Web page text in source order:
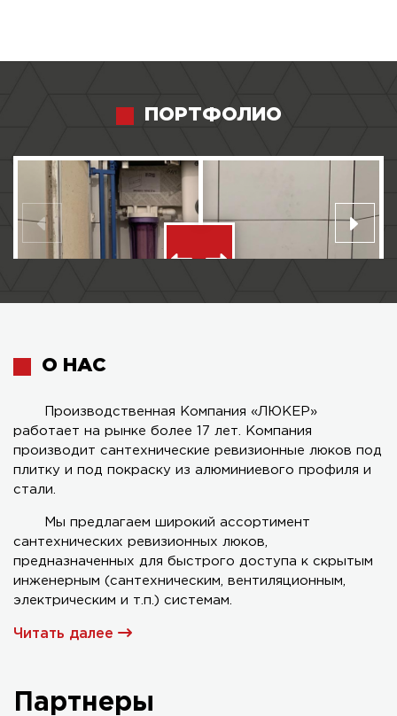
ПОРТФОЛИО
Серия AL-KR двухстворчатый
О НАС
Производственная Компания «ЛЮКЕР»
работает на рынке более 17 лет. Компания
производит сантехнические ревизионные люков под
плитку и под покраску из алюминиевого профиля и
стали.
Мы предлагаем широкий ассортимент
сантехнических ревизионных люков,
предназначенных для быстрого доступа к скрытым
инженерным (сантехническим, вентиляционным,
электрическим и т.п.) системам.
Читать далее
Партнеры